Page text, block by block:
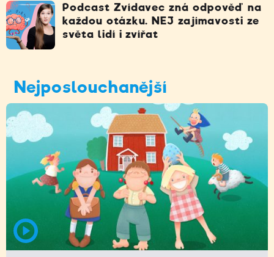
Podcast Zvídavec zná odpověď na
každou otázku. NEJ zajímavosti ze
světa lidí i zvířat
Nejposlouchanější